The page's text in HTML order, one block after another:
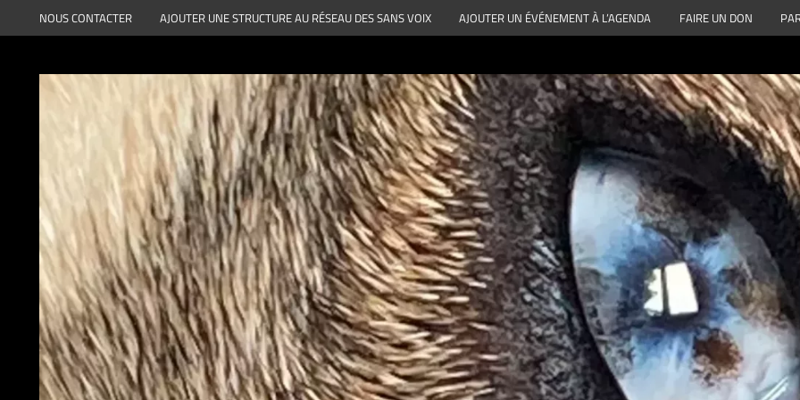
au
NOUS CONTACTER AJOUTER UNE STRUCTURE AU RÉSEAU DES SANS VOIX AJOUTER UN ÉVÉNEMENT À L’AGENDA FAIRE UN DON